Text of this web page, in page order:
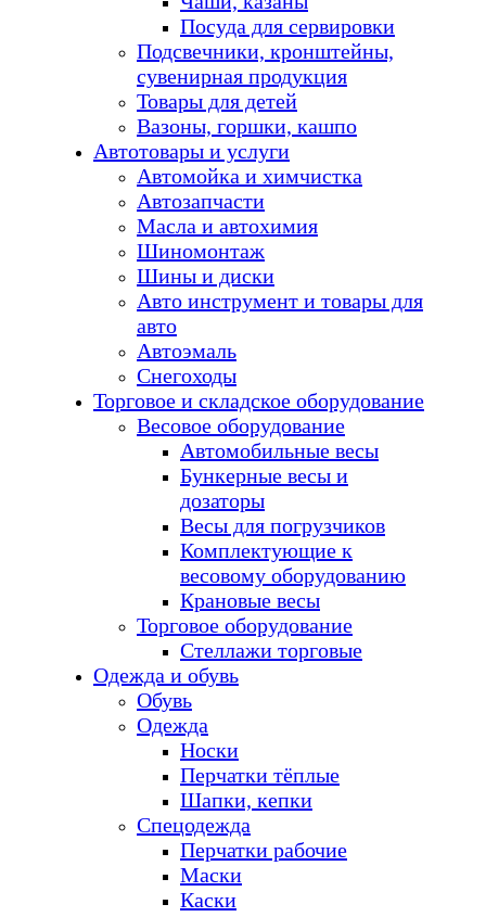
Посуда для сервировки
Подсвечники, кронштейны,
сувенирная продукция
Товары для детей
Вазоны, горшки, кашпо
Автотовары и услуги
Автомойка и химчистка
Автозапчасти
Масла и автохимия
Шиномонтаж
Шины и диски
Авто инструмент и товары для
авто
Автоэмаль
Снегоходы
Торговое и складское оборудование
Весовое оборудование
Автомобильные весы
Бункерные весы и
дозаторы
Весы для погрузчиков
Комплектующие к
весовому оборудованию
Крановые весы
Торговое оборудование
Стеллажи торговые
Одежда и обувь
Обувь
Одежда
Носки
Перчатки тёплые
Шапки, кепки
Спецодежда
Перчатки рабочие
Маски
Каски